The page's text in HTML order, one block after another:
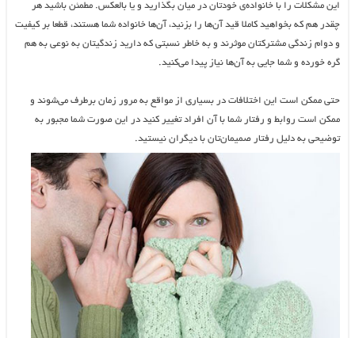
این مشکلات را با خانواده‌ی خودتان در میان بگذارید و یا بالعکس. مطمئن باشید هر
چقدر هم که بخواهید کاملا قید آن‌ها را بزنید، آن‌ها خانواده شما هستند، قطعا بر کیفیت
و دوام زندگی مشترکتان موثرند و به خاطر نسبتی که دارید زندگیتان به نوعی به هم
گره خورده و شما جایی به آن‌ها نیاز پیدا می‌کنید.
حتی ممکن است این اختلافات در بسیاری از مواقع به مرور زمان برطرف می‌شوند و
ممکن است روابط و رفتار شما با آن افراد تغییر کنید در این صورت شما مجبور به
توضیحی به دلیل رفتار صمیمان‌تان با دیگران نیستید.